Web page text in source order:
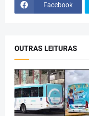
Facebook
OUTRAS LEITURAS